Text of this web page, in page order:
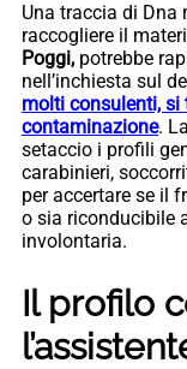
Una traccia di Dna
raccogliere il
Poggi, potrebbe
nell’inchiesta sul
molti consulenti, si
contaminazione.
setaccio i profili
carabinieri,
per accertare se il
o sia riconducibile
involontaria.
Il profilo